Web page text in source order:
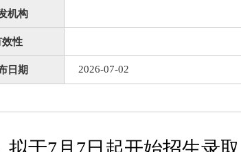
机构
效性
日期 2026-07-02